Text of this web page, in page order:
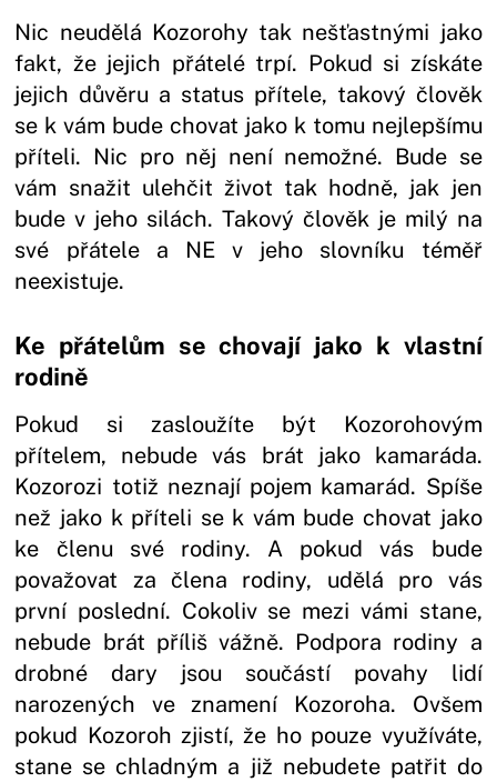
Nic neudělá Kozorohy tak nešťastnými jako
fakt, že jejich přátelé trpí. Pokud si získáte
jejich důvěru a status přítele, takový člověk
se k vám bude chovat jako k tomu nejlepšímu
příteli. Nic pro něj není nemožné. Bude se
vám snažit ulehčit život tak hodně, jak jen
bude v jeho silách. Takový člověk je milý na
své přátele a NE v jeho slovníku téměř
neexistuje.
Ke přátelům se chovají jako k vlastní
rodině
Pokud si zasloužíte být Kozorohovým
přítelem, nebude vás brát jako kamaráda.
Kozorozi totiž neznají pojem kamarád. Spíše
než jako k příteli se k vám bude chovat jako
ke členu své rodiny. A pokud vás bude
považovat za člena rodiny, udělá pro vás
první poslední. Cokoliv se mezi vámi stane,
nebude brát příliš vážně. Podpora rodiny a
drobné dary jsou součástí povahy lidí
narozených ve znamení Kozoroha. Ovšem
pokud Kozoroh zjistí, že ho pouze využíváte,
stane se chladným a již nebudete patřit do